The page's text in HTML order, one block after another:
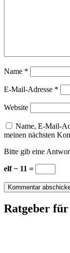
Name *
E-Mail-Adresse *
Website
Name, E-Mail-
meinen nächsten
Bitte gib eine
elf − 11 =
Ratgeber